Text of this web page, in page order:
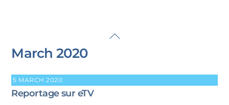
content
March 2020
5 MARCH 2020
Reportage sur eTV
Back